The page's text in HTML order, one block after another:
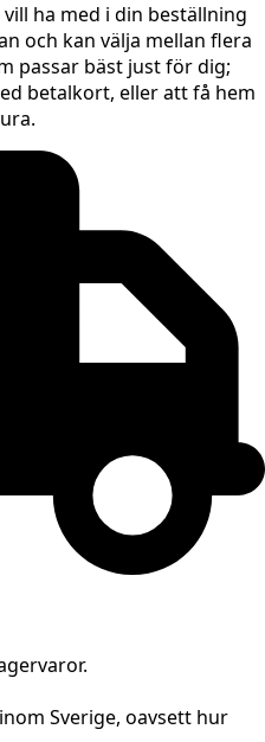
ha med i din beställning
och kan välja mellan flera
passar bäst just för dig;
betalkort, eller att få hem
Sverige, oavsett hur